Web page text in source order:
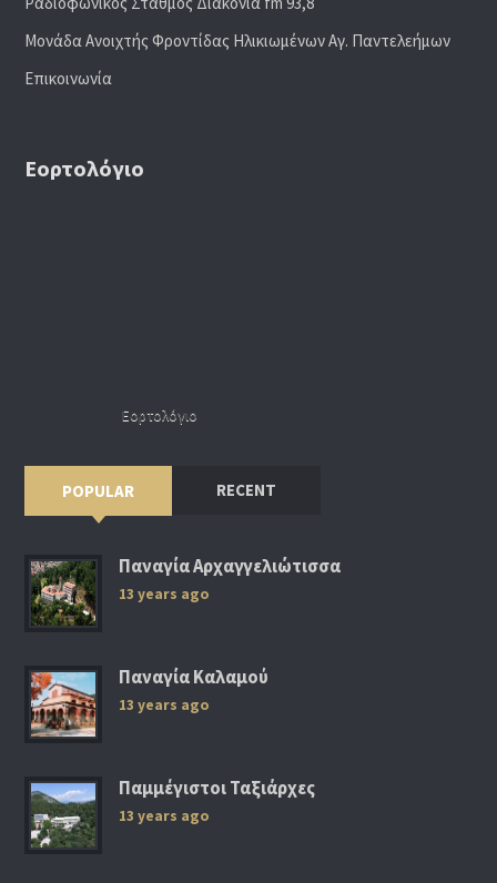
Μονάδα Ανοιχτής Φροντίδας Ηλικιωμένων Αγ. Παντελεήμων
Επικοινωνία
Εορτολόγιο
Εορτολόγιο
POPULAR RECENT
Παναγία Αρχαγγελιώτισσα
13 years ago
Παναγία Καλαμού
13 years ago
Παμμέγιστοι Ταξιάρχες
13 years ago